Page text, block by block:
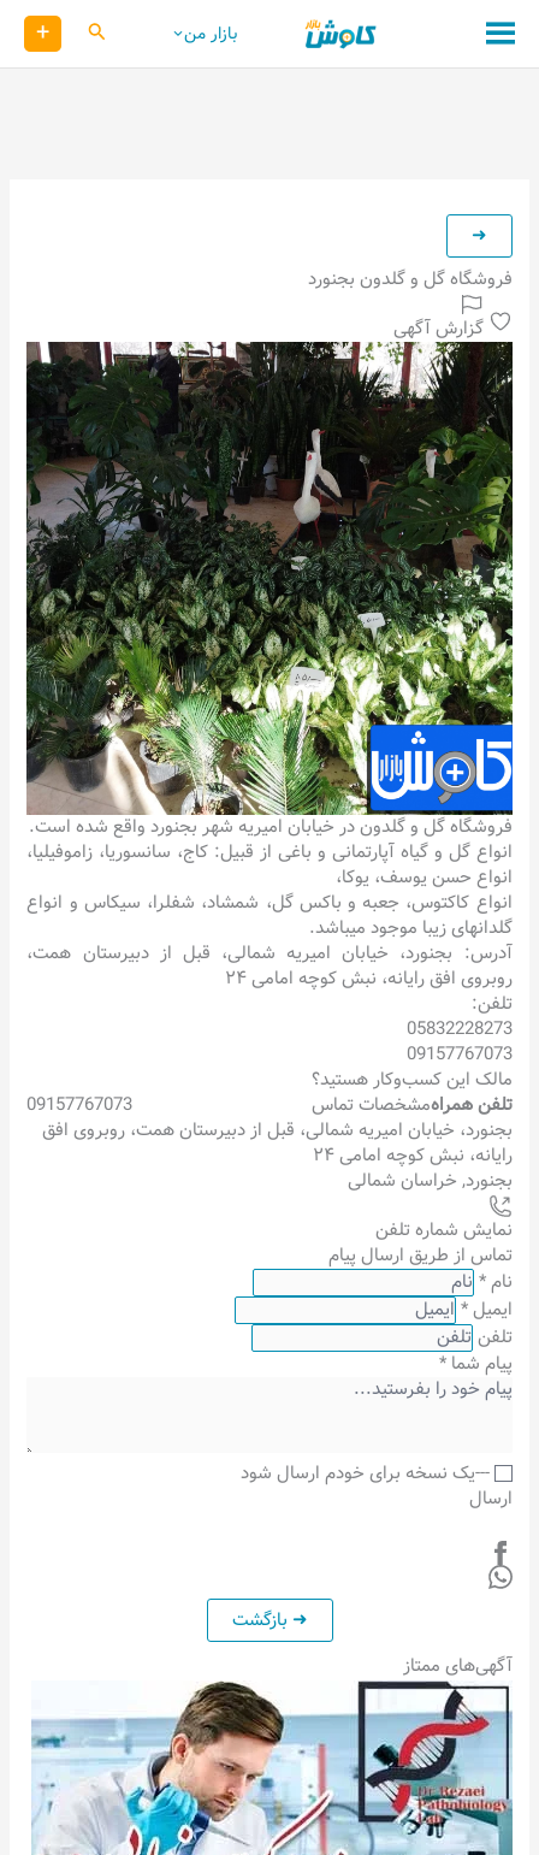
محتوا
بازار من کاوش +
فروشگاه گل و گلدون بجنورد
گزارش آگهی
فروشگاه گل و گلدون در خیابان امیریه شهر بجنورد واقع شده است.
انواع گل و گیاه آپارتمانی و باغی از قبیل: کاج، سانسوریا، زاموفیلیا،
انواع حسن یوسف، یوکا،
انواع کاکتوس، جعبه و باکس گل، شمشاد، شفلرا، سیکاس و انواع
گلدانهای زیبا موجود میباشد.
آدرس: بجنورد، خیابان امیریه شمالی، قبل از دبیرستان همت،
روبروی افق رایانه، نبش کوچه امامی ۲۴
تلفن:
05832228273
09157767073
مالک این کسب‌وکار هستید؟
تلفن همراه
09157767073
مشخصات تماس
بجنورد، خیابان امیریه شمالی، قبل از دبیرستان همت، روبروی افق
رایانه، نبش کوچه امامی ۲۴
بجنورد, خراسان شمالی
نمایش شماره تلفن
تماس از طریق ارسال پیام
نام*
ایمیل*
تلفن
پیام شما*
---یک نسخه برای خودم ارسال شود
ارسال
آگهی‌های ممتاز